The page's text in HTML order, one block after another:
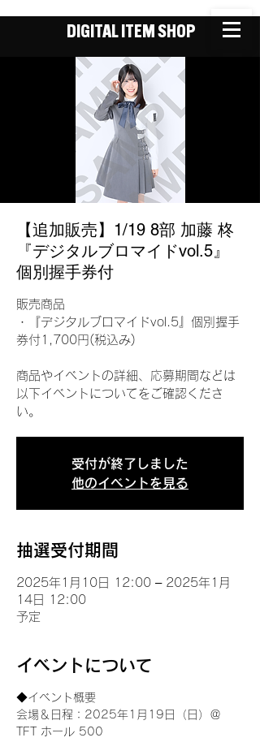
DIGITAL ITEM SHOP
【追加販売】1/19 8部 加藤 柊
『デジタルブロマイドvol.5』
個別握手券付
販売商品
・『デジタルブロマイドvol.5』個別握手
券付1,700円(税込み)
商品やイベントの詳細、応募期間などは
以下イベントについてをご確認くださ
い。
受付が終了しました
他のイベントを見る
抽選受付期間
2025年1月10日 12:00 – 2025年1月
14日 12:00
予定
イベントについて
◆イベント概要
会場＆日程：2025年1月19日（日）＠
TFT ホール 500